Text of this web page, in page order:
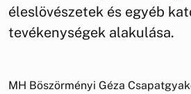
éleslövészetek és egyéb
tevékenységek alakulása.
MH Böszörményi Géza